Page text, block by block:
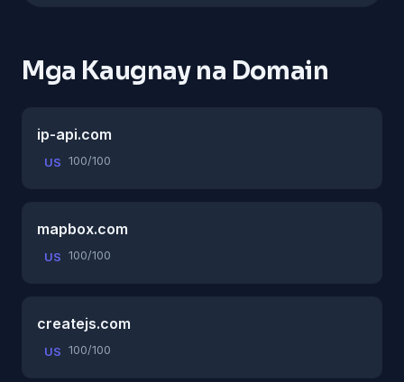
Mga Kaugnay na Domain
ip-api.com
US 100/100
mapbox.com
US 100/100
createjs.com
US 100/100